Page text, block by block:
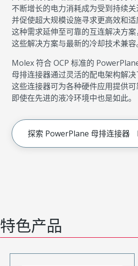
不断增长的电力消耗成为受到持续关
并促使超大规模设施寻求更高效和适
这种需求延伸至可靠的互连解决方案
这些解决方案与最新的冷却技术兼容
Molex 符合 OCP 标准的
母排连接器通过灵活的配电架构解决
这些连接器可为各种硬件应用提供可
即使在先进的液冷环境中也是如此。
探索 PowerPlane 母排连接器
特色产品